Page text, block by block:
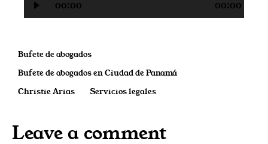
00:00 00:00
Bufete de abogados
Bufete de abogados en Ciudad de Panamá
Christie Arias Servicios legales
Leave a comment